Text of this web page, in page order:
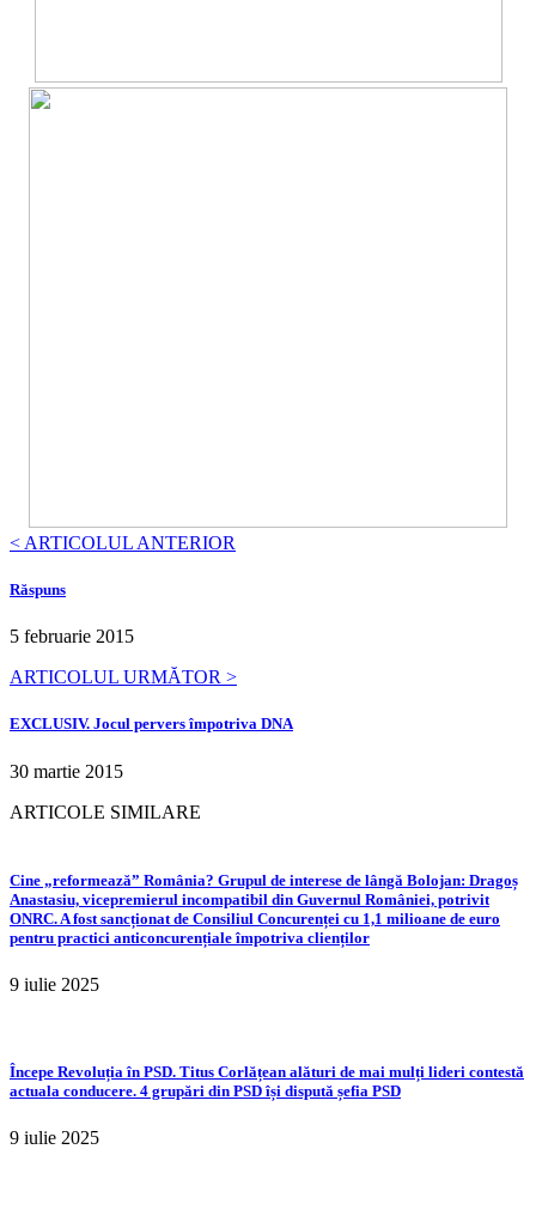
< ARTICOLUL ANTERIOR
Răspuns
5 februarie 2015
ARTICOLUL URMĂTOR >
EXCLUSIV. Jocul pervers împotriva DNA
30 martie 2015
ARTICOLE SIMILARE
Cine „reformează” România? Grupul de interese de lângă Bolojan: Dragoș
Anastasiu, vicepremierul incompatibil din Guvernul României, potrivit
ONRC. A fost sancționat de Consiliul Concurenței cu 1,1 milioane de euro
pentru practici anticoncurențiale împotriva clienților
9 iulie 2025
Începe Revoluția în PSD. Titus Corlățean alături de mai mulți lideri contestă
actuala conducere. 4 grupări din PSD își dispută șefia PSD
9 iulie 2025